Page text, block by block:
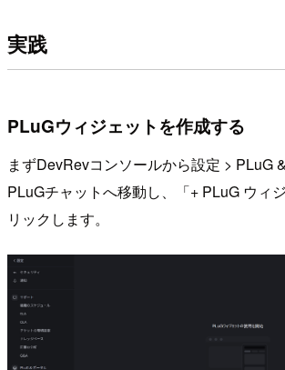
実践
PLuGウィジェットを作成する
まずDevRevコンソールから設定 > PLuG
PLuGチャットへ移動し、「+ PLuG ウィ
リックします。